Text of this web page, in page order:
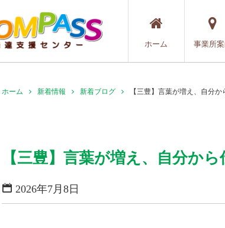
ホーム 事業所
ホーム 新着情報 新着ブログ 【三豊】言葉が増え、自分
【三豊】言葉が増え、自分か
2026年7月8日